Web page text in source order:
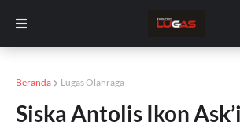
Beranda Lugas Olahraga
Siska Antolis Ikon